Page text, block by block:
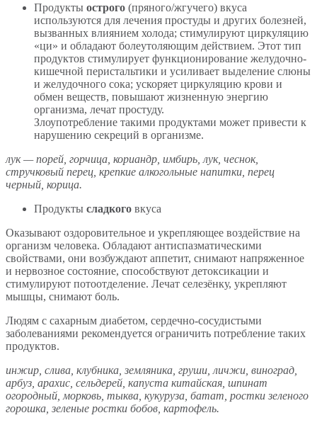
Продукты острого (пряного/жгучего) вкуса
используются для лечения простуды и других болезней,
вызванных влиянием холода; стимулируют циркуляцию
«ци» и обладают болеутоляющим действием. Этот тип
продуктов стимулирует функционирование желудочно-
кишечной перистальтики и усиливает выделение слюны
и желудочного сока; ускоряет циркуляцию крови и
обмен веществ, повышают жизненную энергию
организма, лечат простуду.
Злоупотребление такими продуктами может привести к
нарушению секреций в организме.
лук — порей, горчица, кориандр, имбирь, лук, чеснок,
стручковый перец, крепкие алкогольные напитки, перец
черный, корица.
Продукты сладкого вкуса
Оказывают оздоровительное и укрепляющее воздействие на
организм человека. Обладают антиспазматическими
свойствами, они возбуждают аппетит, снимают напряженное
и нервозное состояние, способствуют детоксикации и
стимулируют потоотделение. Лечат селезёнку, укрепляют
мышцы, снимают боль.
Людям с сахарным диабетом, сердечно-сосудистыми
заболеваниями рекомендуется ограничить потребление таких
продуктов.
инжир, слива, клубника, земляника, груши, личжи, виноград,
арбуз, арахис, сельдерей, капуста китайская, шпинат
огородный, морковь, тыква, кукуруза, батат, ростки зеленого
горошка, зеленые ростки бобов, картофель.